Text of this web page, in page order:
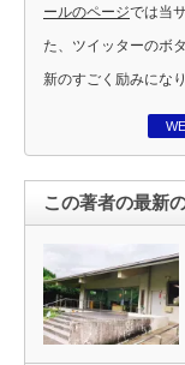
ールのページでは当
た、ツイッターのボ
新のすごく励みにな
この著者の最新